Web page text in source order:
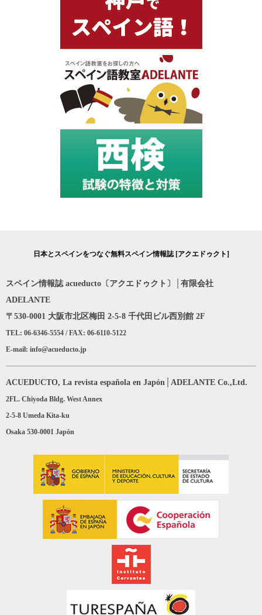
日本とスペインをつなぐ無料スペイン情報誌 [アクエドゥクト]
スペイン情報誌 acueducto〔アクエドゥクト〕│有限会社
ADELANTE
〒530-0001 大阪市北区梅田 2-5-8 千代田ビル西別館 2F
TEL: 06-6346-5554 / FAX: 06-6110-5122
E-mail: info@acueducto.jp
ACUEDUCTO, La revista española en Japón│ADELANTE Co.,Ltd.
2FL. Chiyoda Bldg. West Annex
2-5-8 Umeda Kita-ku
Osaka 530-0001 Japón